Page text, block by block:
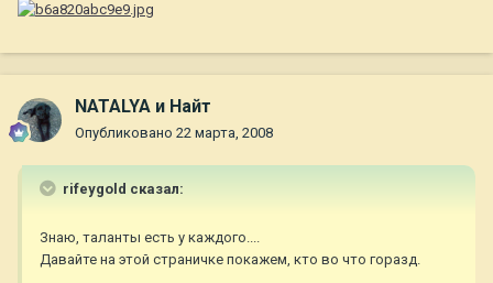
NATALYA и Найт
Опубликовано 22 марта, 2008
rifeygold сказал:
Знаю, таланты есть у каждого....
Давайте на этой страничке покажем, кто во что горазд.